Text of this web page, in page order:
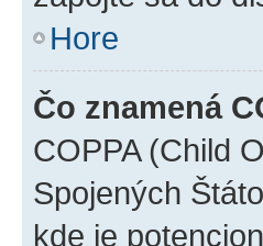
Hore
Čo znamená
COPPA (Child
Spojených
kde je